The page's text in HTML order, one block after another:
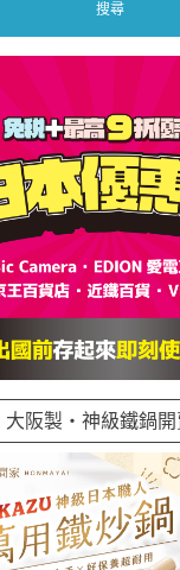
大阪製・神級鐵鍋開